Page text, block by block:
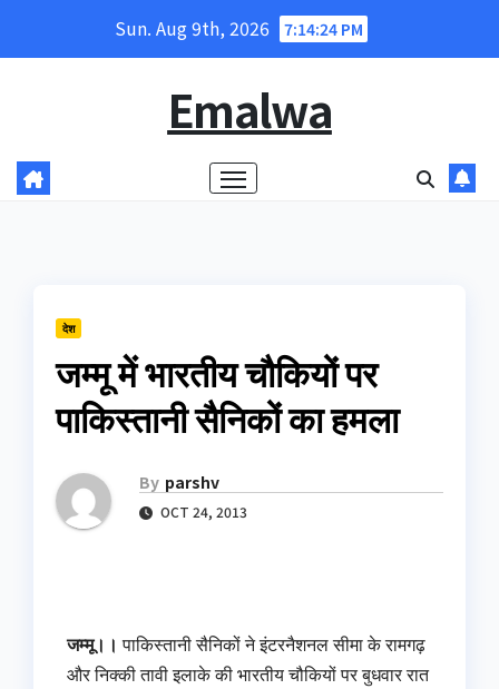
Sun. Aug 9th, 2026 7:14:24 PM
Emalwa
देश
जम्मू में भारतीय चौकियों पर
पाकिस्तानी सैनिकों का हमला
By parshv
OCT 24, 2013
जम्मू।।पाकिस्तानी सैनिकों ने इंटरनैशनल सीमा के रामगढ़
और निक्की तावी इलाके की भारतीय चौकियों पर बुधवार रात